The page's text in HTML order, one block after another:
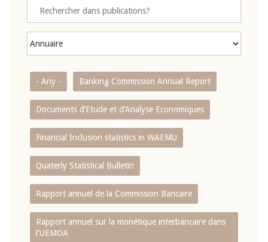
- Any - Banking Commission Annual Report
Documents d’Etude et d’Analyse Economiques
Financial Inclusion statistics in WAEMU
Quaterly Statistical Bulletin
Rapport annuel de la Commission Bancaire
Rapport annuel sur la monétique interbancaire dans
l'UEMOA